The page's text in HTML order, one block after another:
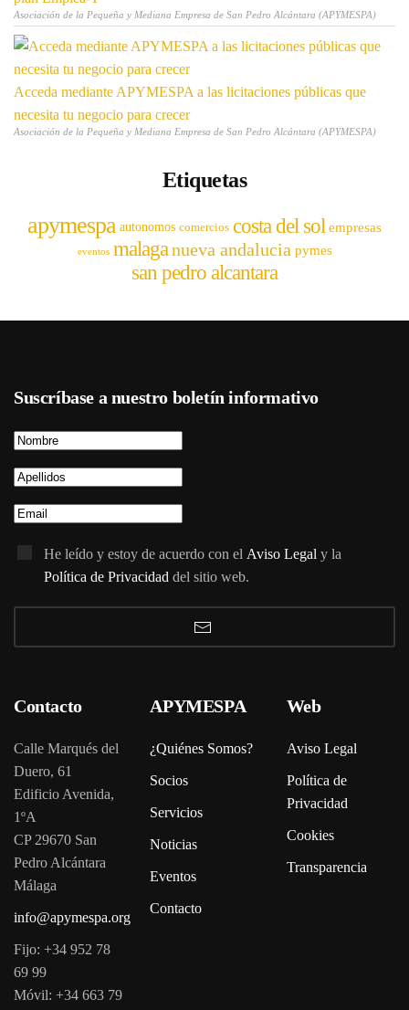
Asociación de la Pequeña y Mediana Empresa de San Pedro Alcántara (APYMESPA)
Acceda mediante APYMESPA a las licitaciones públicas que
necesita tu negocio para crecer
Asociación de la Pequeña y Mediana Empresa de San Pedro Alcántara (APYMESPA)
Etiquetas
apymespa autonomos comercios costa del sol empresas
eventos malaga nueva andalucia pymes
san pedro alcantara
Suscríbase a nuestro boletín informativo
He leído y estoy de acuerdo con el Aviso Legal y la
Política de Privacidad del sitio web.
Contacto
Calle Marqués del
Duero, 61
Edificio Avenida,
1ºA
CP 29670 San
Pedro Alcántara
Málaga
info@apymespa.org
Fijo: +34 952 78
69 99
Móvil: +34 663 79
APYMESPA
¿Quiénes Somos?
Socios
Servicios
Noticias
Eventos
Contacto
Web
Aviso Legal
Política de
Privacidad
Cookies
Transparencia